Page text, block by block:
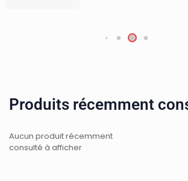
Produits récemment
Aucun produit récemment
consulté à afficher